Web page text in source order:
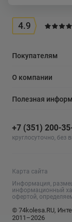
4.9
Покупателям
О компании
Полезная
+7 (351) 200-
круглосуточно, без
Карта сайта
Информация,
информационный
офертой,
© 74kolesa.RU,
2011–2026